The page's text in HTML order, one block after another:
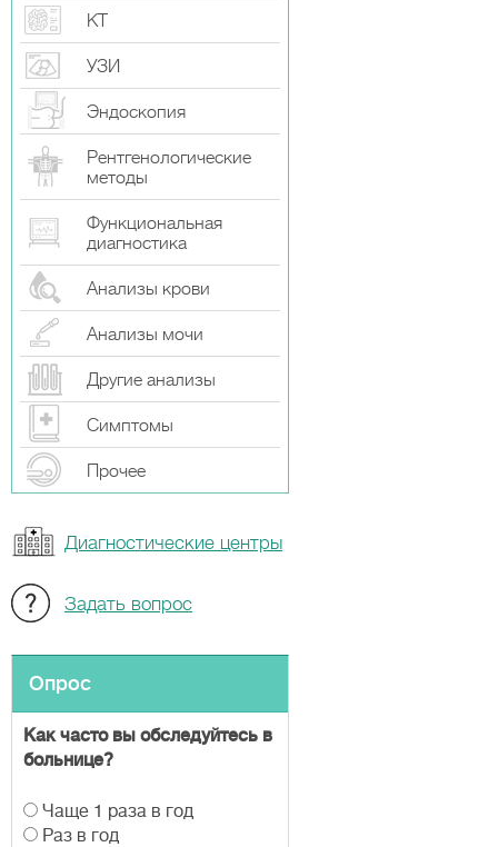
КТ
УЗИ
Эндоскопия
Рентгенологические
методы
Функциональная
диагностика
Анализы крови
Анализы мочи
Другие анализы
Симптомы
Прочeе
Диагностические центры
Задать вопрос
Опрос
Как часто вы обследуйтесь в
больнице?
В
а
Чаще 1 раза в год
Раз в год